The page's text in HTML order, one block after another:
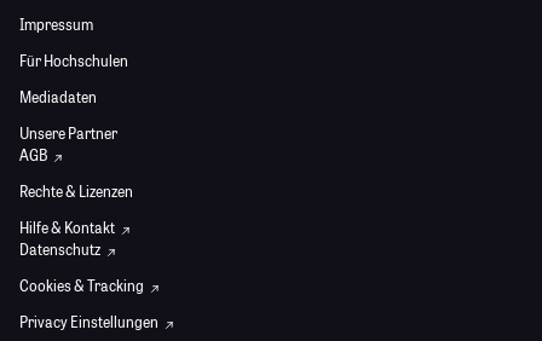
Impressum
Für Hochschulen
Mediadaten
Unsere Partner
AGB
Rechte & Lizenzen
Hilfe & Kontakt
Datenschutz
Cookies & Tracking
Privacy Einstellungen